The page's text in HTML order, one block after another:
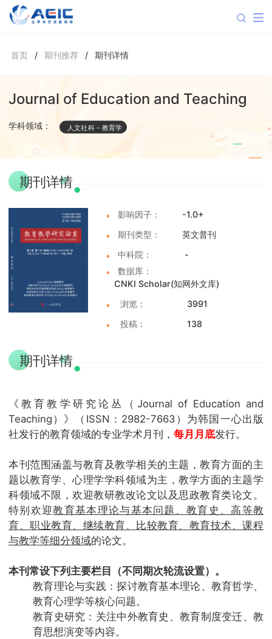
首页 / 期刊推荐 / 期刊详情
Journal of Education and Teaching
学科领域： 人文社科- 教育学
期刊详情
影响因子：
-1.0+
期刊类型：
英文普刊
中科院：
-
数据库：
CNKI Scholar(知网外文库)
浏览：
3991
投稿：
138
期刊详情
《教育教学研究论丛（Journal of Education and
Teaching）》（ISSN：2982-7663）为韩国一心出版
社发行的教育领域的专业学术月刊， 每月月底发行。
本刊范围涵盖与教育及教学相关的主题，教育方面的主
题以教育学、心理学学科领域为主，教学方面的主题学
科领域不限，欢迎教研教改论文以及思政教育类论文。
特别欢迎教育基本理论与基本问题、教育史、高等教
育、职业教育、继续教育、比较教育、教育技术、课程
与教学等细分领域的论文。
本刊常设下列主要栏目（不同期次轮流设置）。
教育理论与实践：探讨教育基本理论、教育哲学、
教育心理学等核心问题。
教育史研究：关注中外教育史、教育制度变迁、教
育思想演变等内容。